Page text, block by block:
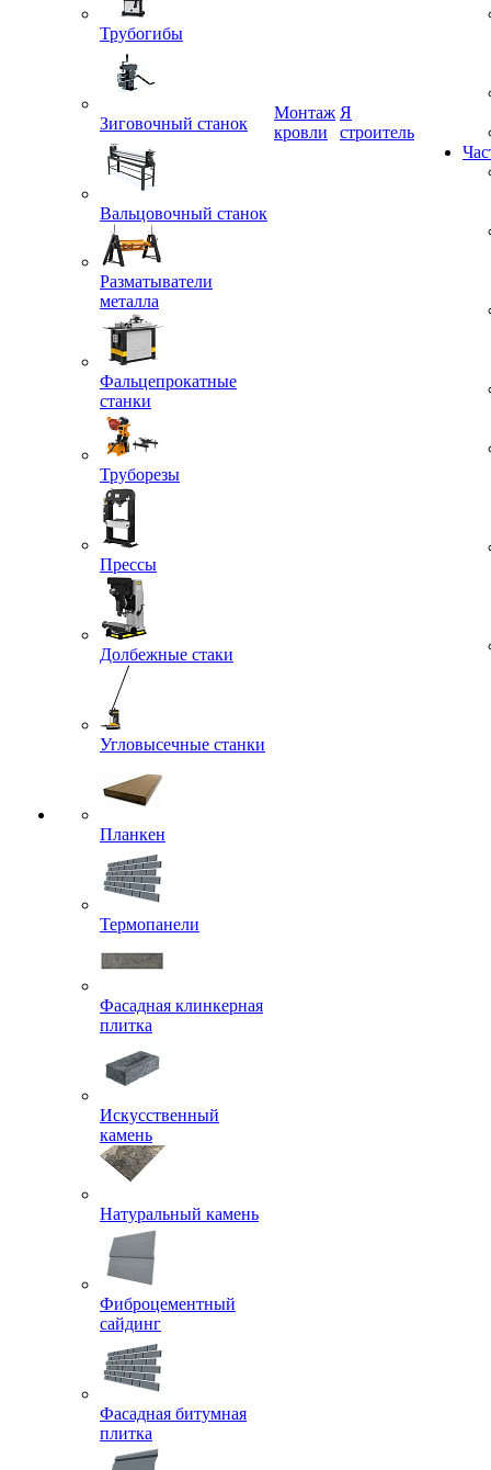
Трубогибы
Зиговочный станок
Вальцовочный станок
Разматыватели
металла
Фальцепрокатные
станки
Труборезы
Прессы
Долбежные стаки
Угловысечные станки
Планкен
Термопанели
Фасадная клинкерная
плитка
Искусственный
камень
Натуральный камень
Фиброцементный
сайдинг
Фасадная битумная
плитка
кровли
строитель